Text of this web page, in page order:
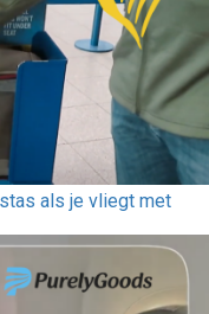
als je vliegt met